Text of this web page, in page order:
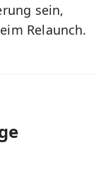
sein,
Relaunch.